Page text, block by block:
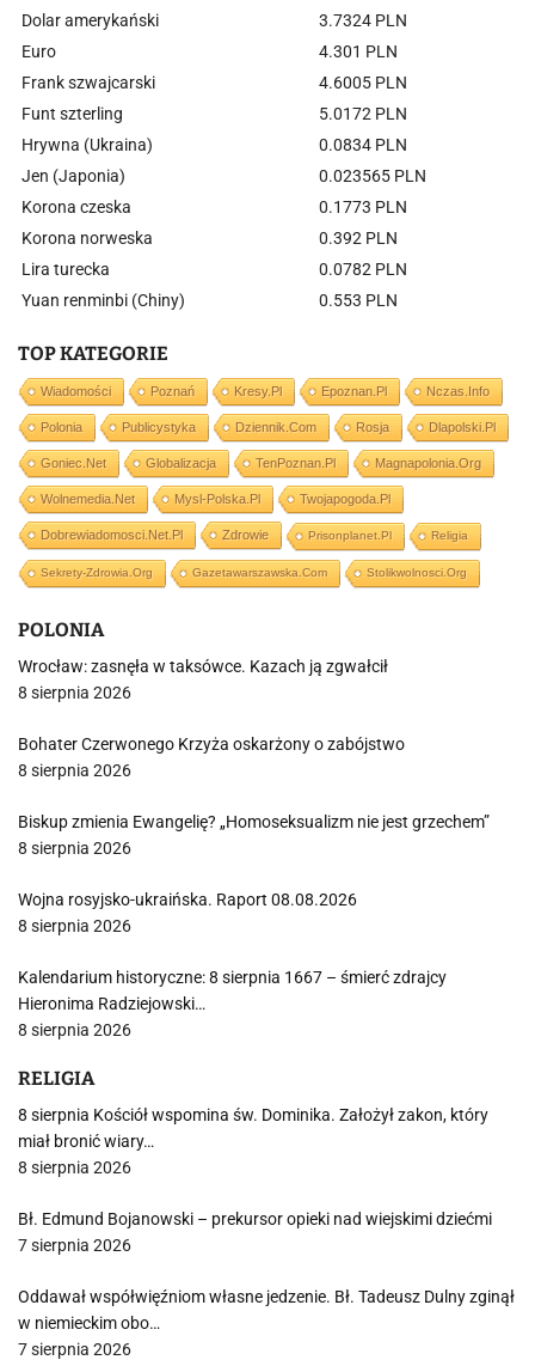
Dolar amerykański
3.7324 PLN
Euro
4.301 PLN
Frank szwajcarski
4.6005 PLN
Funt szterling
5.0172 PLN
Hrywna (Ukraina)
0.0834 PLN
Jen (Japonia)
0.023565 PLN
Korona czeska
0.1773 PLN
Korona norweska
0.392 PLN
Lira turecka
0.0782 PLN
Yuan renminbi (Chiny)
0.553 PLN
TOP KATEGORIE
Wiadomości Poznań Kresy.pl Epoznan.pl Nczas.info
Polonia Publicystyka Dziennik.com Rosja Dlapolski.pl
Goniec.net Globalizacja TenPoznan.pl Magnapolonia.org
Wolnemedia.net Mysl-Polska.pl Twojapogoda.pl
Dobrewiadomosci.net.pl Zdrowie Prisonplanet.pl Religia
Sekrety-Zdrowia.org Gazetawarszawska.com Stolikwolnosci.org
POLONIA
Wrocław: zasnęła w taksówce. Kazach ją zgwałcił
8 sierpnia 2026
Bohater Czerwonego Krzyża oskarżony o zabójstwo
8 sierpnia 2026
Biskup zmienia Ewangelię? „Homoseksualizm nie jest grzechem”
8 sierpnia 2026
Wojna rosyjsko-ukraińska. Raport 08.08.2026
8 sierpnia 2026
Kalendarium historyczne: 8 sierpnia 1667 – śmierć zdrajcy
Hieronima Radziejowski…
8 sierpnia 2026
RELIGIA
8 sierpnia Kościół wspomina św. Dominika. Założył zakon, który
miał bronić wiary…
8 sierpnia 2026
Bł. Edmund Bojanowski – prekursor opieki nad wiejskimi dziećmi
7 sierpnia 2026
Oddawał współwięźniom własne jedzenie. Bł. Tadeusz Dulny zginął
w niemieckim obo…
7 sierpnia 2026